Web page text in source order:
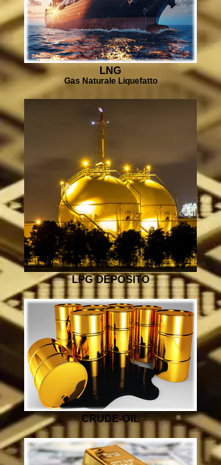
LNG
Gas Naturale Liquefatto
LPG DEPOSITO
CRUDE-OIL